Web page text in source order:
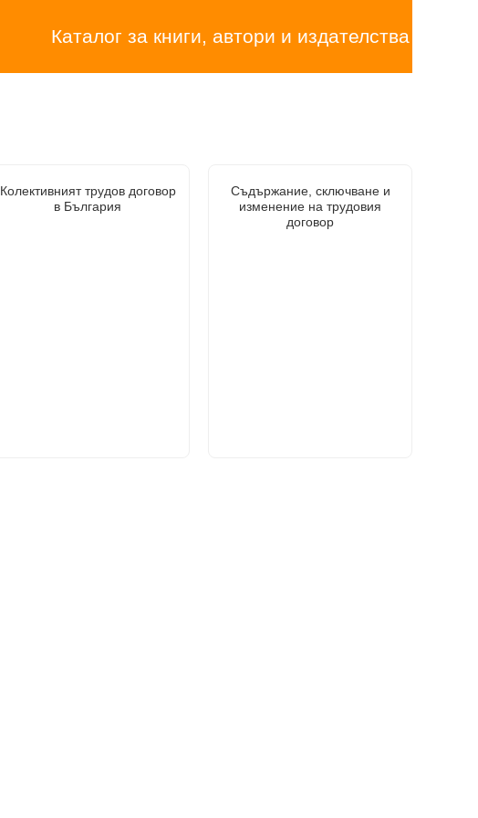
Каталог за книги, автори и издателства
Колективният трудов договор
в България
Съдържание, сключване и
изменение на трудовия
договор